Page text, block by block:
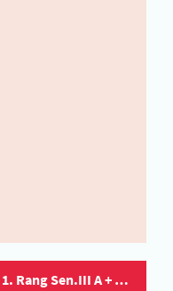
2026 03 28 AT Innsbruck - ÖTSV 1. Rang Sen.III A + World Masters AL Open 55+